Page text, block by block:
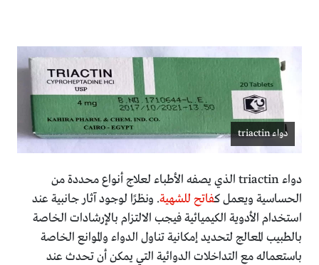
دواء triactin
دواء triactin الذي يصفه الأطباء لعلاج أنواع محددة من
الحساسية ويعمل كفاتح للشهية. ونظرًا لوجود آثار جانبية عند
استخدام الأدوية الكيميائية فيجب الالتزام بالإرشادات الخاصة
بالطبيب المعالج لتحديد إمكانية تناول الدواء والموانع الخاصة
باستعماله مع التداخلات الدوائية التي يمكن أن تحدث عند